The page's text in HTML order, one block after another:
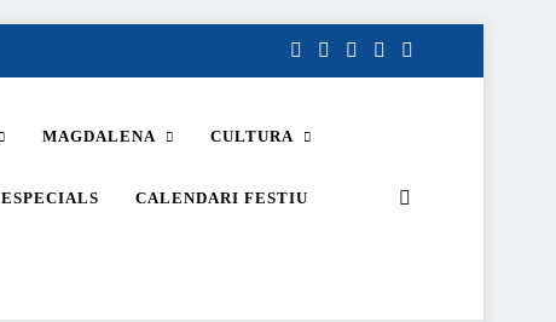
MAGDALENA CULTURA
ESPECIALS CALENDARI FESTIU